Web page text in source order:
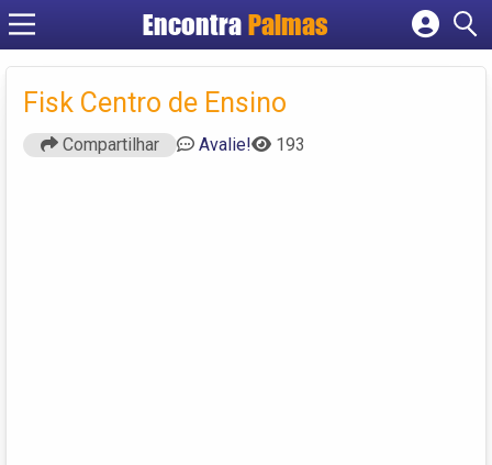
Encontra Palmas
Cadastrar empresa
Criar conta
Fisk Centro de Ensino
Compartilhar Avalie! 193